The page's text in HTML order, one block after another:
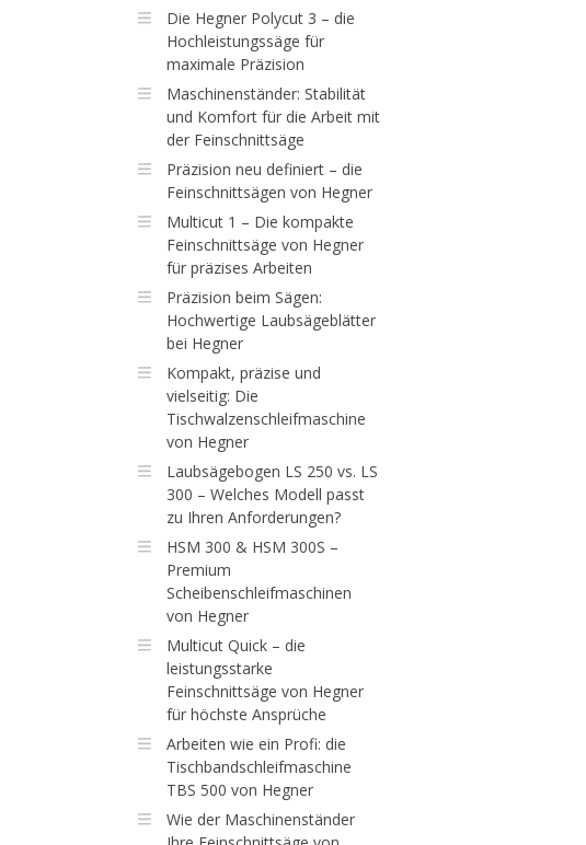
Die Hegner Polycut 3 – die
Hochleistungssäge für
maximale Präzision
Maschinenständer: Stabilität
und Komfort für die Arbeit mit
der Feinschnittsäge
Präzision neu definiert – die
Feinschnittsägen von Hegner
Multicut 1 – Die kompakte
Feinschnittsäge von Hegner
für präzises Arbeiten
Präzision beim Sägen:
Hochwertige Laubsägeblätter
bei Hegner
Kompakt, präzise und
vielseitig: Die
Tischwalzenschleifmaschine
von Hegner
Laubsägebogen LS 250 vs. LS
300 – Welches Modell passt
zu Ihren Anforderungen?
HSM 300 & HSM 300S –
Premium
Scheibenschleifmaschinen
von Hegner
Multicut Quick – die
leistungsstarke
Feinschnittsäge von Hegner
für höchste Ansprüche
Arbeiten wie ein Profi: die
Tischbandschleifmaschine
TBS 500 von Hegner
Wie der Maschinenständer